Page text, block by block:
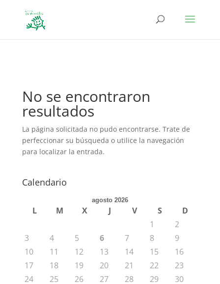
No se encontraron
resultados
La página solicitada no pudo encontrarse. Trate de
perfeccionar su búsqueda o utilice la navegación
para localizar la entrada.
Calendario
agosto 2026
L M X J V S
D
1
2
3
4 5 6 7 8
9
10
11 12 13 14 15
16
17
18 19 20 21 22
23
24
25 26 27 28 29
30